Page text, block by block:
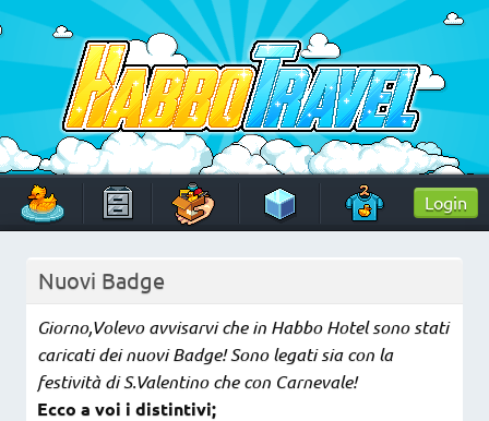
Skip
to
content
HabboTravel
Un viaggio di pixel!
Login
Nuovi Badge
Giorno,Volevo avvisarvi che in Habbo Hotel sono stati
caricati dei nuovi Badge! Sono legati sia con la
festività di S.Valentino che con Carnevale!
Ecco a voi i distintivi;